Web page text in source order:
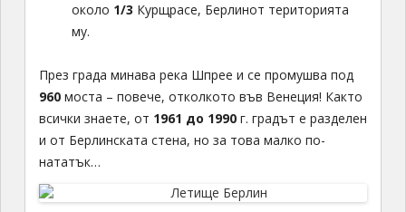
около 1/3 Курщрасе, Берлинот територията
му.
През града минава река Шпрее и се промушва под
960моста – повече, отколкото във Венеция! Както
всички знаете, от 1961 до 1990г. градът е разделен
и от Берлинската стена, но за това малко по-
нататък…